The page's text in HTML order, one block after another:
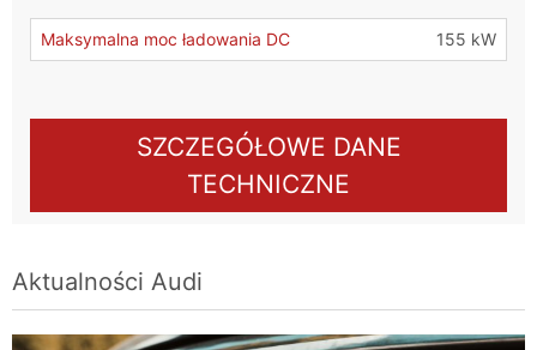
Maksymalna moc ładowania DC 155 kW
SZCZEGÓŁOWE DANE
TECHNICZNE
Aktualności Audi